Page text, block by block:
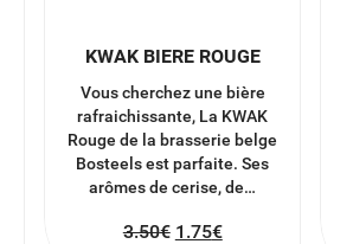
KWAK BIERE ROUGE
Vous cherchez une bière
rafraichissante, La KWAK
Rouge de la brasserie belge
Bosteels est parfaite. Ses
arômes de cerise, de…
3.50€ 1.75€